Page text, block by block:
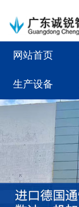
网站首页
生产设备